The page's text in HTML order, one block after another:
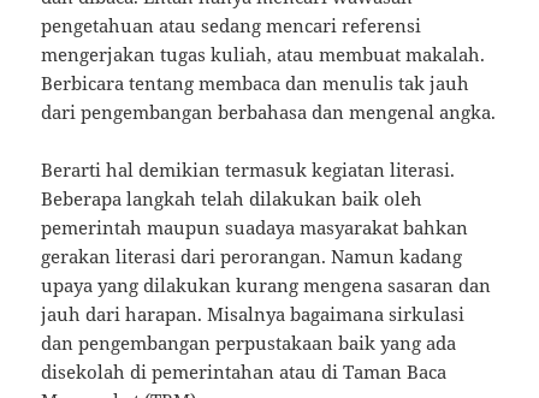
pengetahuan atau sedang mencari referensi
mengerjakan tugas kuliah, atau membuat makalah.
Berbicara tentang membaca dan menulis tak jauh
dari pengembangan berbahasa dan mengenal angka.
Berarti hal demikian termasuk kegiatan literasi.
Beberapa langkah telah dilakukan baik oleh
pemerintah maupun suadaya masyarakat bahkan
gerakan literasi dari perorangan. Namun kadang
upaya yang dilakukan kurang mengena sasaran dan
jauh dari harapan. Misalnya bagaimana sirkulasi
dan pengembangan perpustakaan baik yang ada
disekolah di pemerintahan atau di Taman Baca